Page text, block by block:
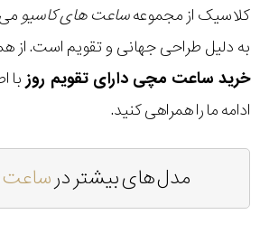
کلاسیک از مجموعهساعت های کاسیو
به دلیل طراحی جهانی و تقویم است. از
خرید ساعت مچی دارای تقویم روز با
ادامه ما را همراهی کنید.
مدل های بیشتر درساعت